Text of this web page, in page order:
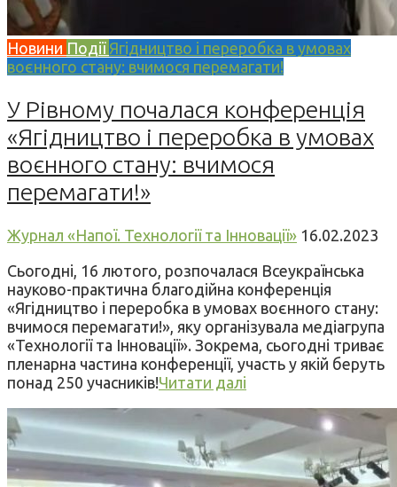
Новини Події Ягідництво і переробка в умовах
воєнного стану: вчимося перемагати!
У Рівному почалася конференція
«Ягідництво і переробка в умовах
воєнного стану: вчимося
перемагати!»
Журнал «Напої. Технології та Інновації» 16.02.2023
Сьогодні, 16 лютого, розпочалася Всеукраїнська
науково-практична благодійна конференція
«Ягідництво і переробка в умовах воєнного стану:
вчимося перемагати!», яку організувала медіагрупа
«Технології та Інновації». Зокрема, сьогодні триває
пленарна частина конференції, участь у якій беруть
понад 250 учасників!Читати далі